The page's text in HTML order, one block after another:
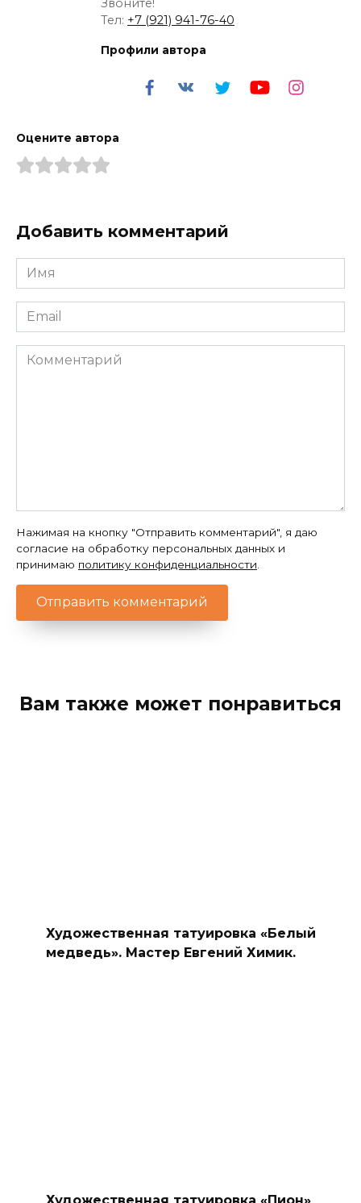
Звоните!
Тел: +7 (921) 941-76-40
Профили автора
Оцените автора
Добавить комментарий
Имя
*
Email
*
Комментарий
Нажимая на кнопку "Отправить комментарий", я даю
согласие на обработку персональных данных и
принимаю политику конфиденциальности
Вам также может понравиться
Художественная татуировка «Белый
медведь». Мастер Евгений Химик.
Художественная татуировка «Пион»